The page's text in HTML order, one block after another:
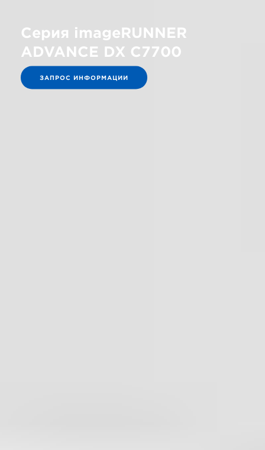
Серия imageRUNNER
ADVANCE DX C7700
ЗАПРОС ИНФОРМАЦИИ